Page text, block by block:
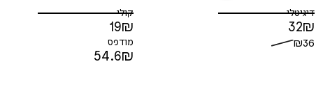
דיגיטלי
32₪
₪36
קולי
19₪
מודפס
54.6₪